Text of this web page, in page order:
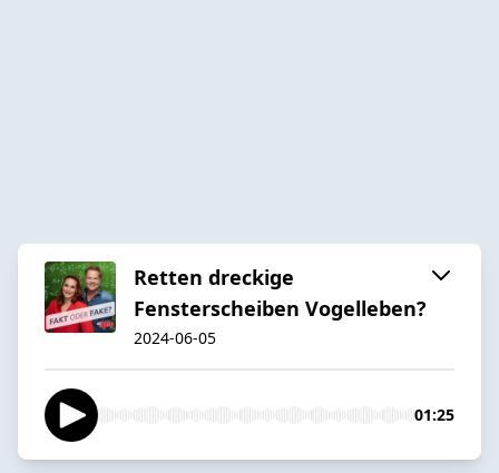
Retten dreckige
Fensterscheiben Vogelleben?
2024-06-05
01:25